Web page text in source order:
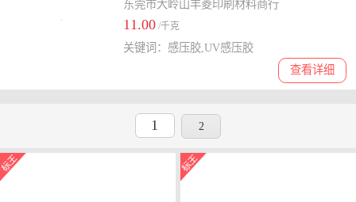
东莞市大岭山丰菱印刷材料商行
11.00 /千克
查看详细
关键词：感压胶,UV感压胶
1 2